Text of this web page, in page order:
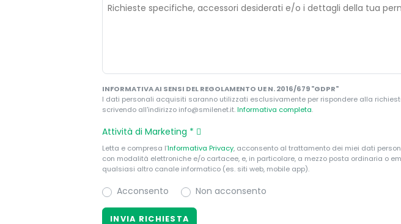
INFORMATIVA AI SENSI DEL REGOLAMENTO UE N. 2016/679 "GDPR"
I dati personali acquisiti saranno utilizzati esclusivamente per rispondere alla
scrivendo all'indirizzo info@smilenet.it.Informativa completa.
Attività di Marketing *
Letta e compresa l’Informativa Privacy, acconsento al trattamento dei miei dati
con modalità elettroniche e/o cartacee, e, in particolare, a mezzo posta ordinaria o
qualsiasi altro canale informatico (es. siti web, mobile app).
Acconsento Non acconsento